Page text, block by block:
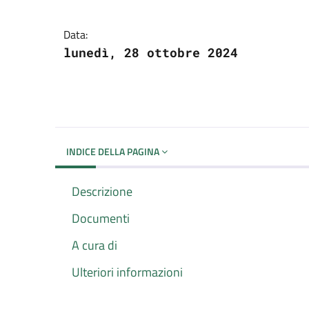
Data:
lunedì, 28 ottobre 2024
INDICE DELLA PAGINA
Descrizione
Documenti
A cura di
Ulteriori informazioni